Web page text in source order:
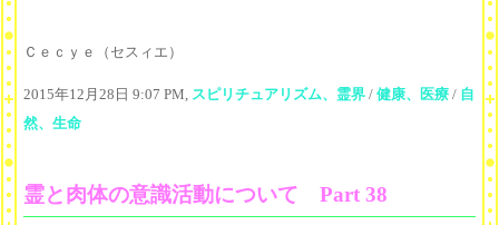
Ｃｅｃｙｅ（セスィエ）
2015年12月28日 9:07 PM, スピリチュアリズム、霊界 / 健康、医療 / 自
然、生命
霊と肉体の意識活動について Part 38